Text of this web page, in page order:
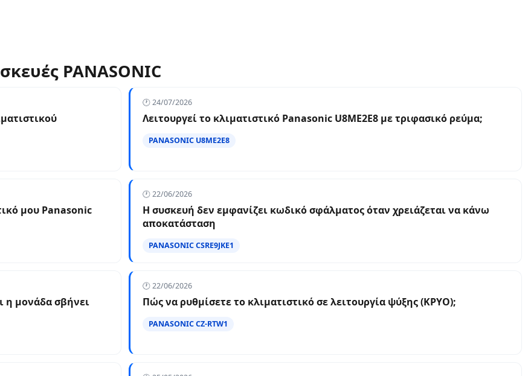
PANASONIC
🕐 24/07/2026
Λειτουργεί το κλιματιστικό Panasonic U8ME2E8 με τριφασικό ρεύμα;
PANASONIC U8ME2E8
μου Panasonic
🕐 22/06/2026
Η συσκευή δεν εμφανίζει κωδικό σφάλματος όταν χρειάζεται να κάνω
αποκατάσταση
PANASONIC CSRE9JKE1
η μονάδα σβήνει
🕐 22/06/2026
Πώς να ρυθμίσετε το κλιματιστικό σε λειτουργία ψύξης (ΚΡΥΟ);
PANASONIC CZ-RTW1